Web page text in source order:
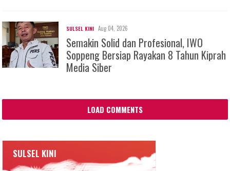
SULSEL KINI Aug 04, 2026
Semakin Solid dan Profesional, IWO
Soppeng Bersiap Rayakan 8 Tahun Kiprah
Media Siber
LOAD COMMENTS
SULSEL KINI